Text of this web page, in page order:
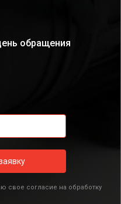
обращения
свое согласие на обработку